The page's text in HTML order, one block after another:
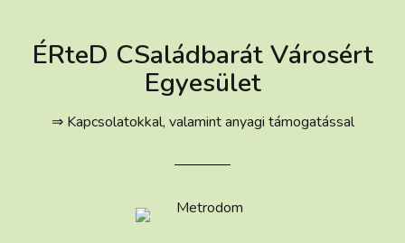
ÉRteD CSaládbarát Városért
Egyesület
⇒ Kapcsolatokkal, valamint anyagi támogatással